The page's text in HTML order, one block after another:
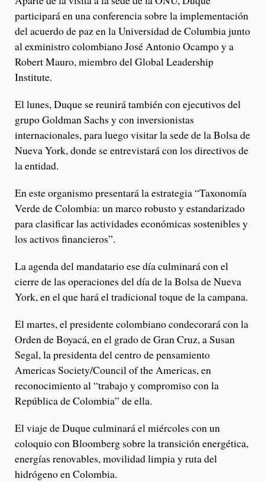
participará en una conferencia sobre la implementación
del acuerdo de paz en la Universidad de Columbia junto
al exministro colombiano José Antonio Ocampo y a
Robert Mauro, miembro del Global Leadership
Institute.
El lunes, Duque se reunirá también con ejecutivos del
grupo Goldman Sachs y con inversionistas
internacionales, para luego visitar la sede de la Bolsa de
Nueva York, donde se entrevistará con los directivos de
la entidad.
En este organismo presentará la estrategia “Taxonomía
Verde de Colombia: un marco robusto y estandarizado
para clasificar las actividades económicas sostenibles y
los activos financieros”.
La agenda del mandatario ese día culminará con el
cierre de las operaciones del día de la Bolsa de Nueva
York, en el que hará el tradicional toque de la campana.
El martes, el presidente colombiano condecorará con la
Orden de Boyacá, en el grado de Gran Cruz, a Susan
Segal, la presidenta del centro de pensamiento
Americas Society/Council of the Americas, en
reconocimiento al “trabajo y compromiso con la
República de Colombia” de ella.
El viaje de Duque culminará el miércoles con un
coloquio con Bloomberg sobre la transición energética,
energías renovables, movilidad limpia y ruta del
hidrógeno en Colombia.